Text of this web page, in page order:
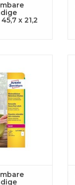
x 21,2
doos
wit 20 etik.
AAN